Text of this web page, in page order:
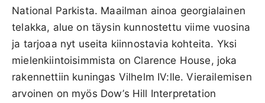
National Parkista. Maailman ainoa georgialainen
telakka, alue on täysin kunnostettu viime vuosina
ja tarjoaa nyt useita kiinnostavia kohteita. Yksi
mielenkiintoisimmista on Clarence House, joka
rakennettiin kuningas Vilhelm IV:lle. Vierailemisen
arvoinen on myös Dow’s Hill Interpretation